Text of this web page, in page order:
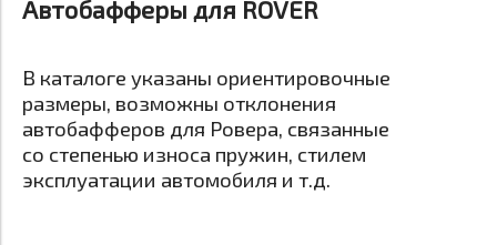
Автобафферы для ROVER
В каталоге указаны ориентировочные
размеры, возможны отклонения
автобафферов для Ровера, связанные
со степенью износа пружин, стилем
эксплуатации автомобиля и т.д.